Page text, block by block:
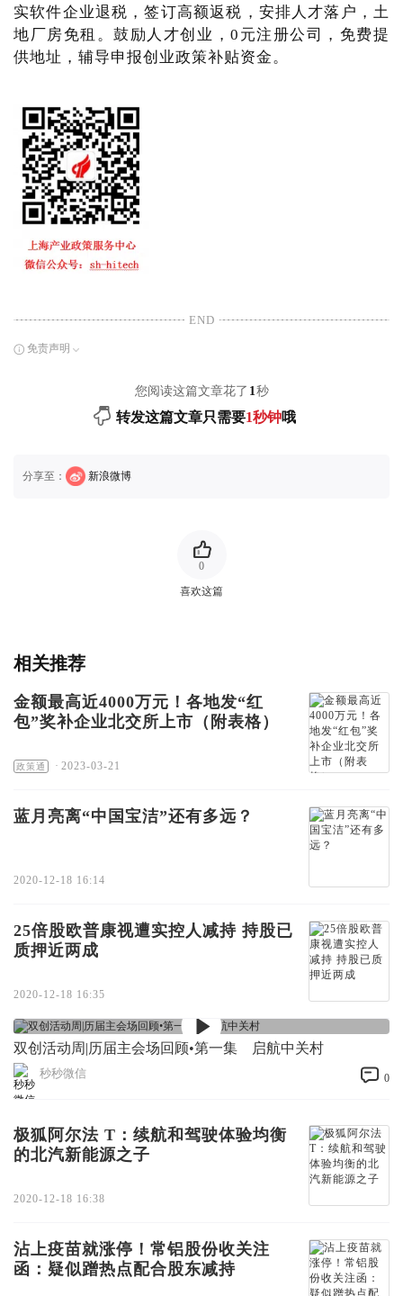
实软件企业退税，签订高额返税，安排人才落户，土
地厂房免租。鼓励人才创业，0元注册公司，免费提
供地址，辅导申报创业政策补贴资金。
END
免责声明
您阅读这篇文章花了 1 秒
转发这篇文章只需要1秒钟哦
分享至： 新浪微博
喜欢这篇
0
相关推荐
金额最高近4000万元！各地发“红
包”奖补企业北交所上市（附表格）
政策通 · 2023-03-21
蓝月亮离“中国宝洁”还有多远？
2020-12-18 16:14
25倍股欧普康视遭实控人减持 持股已
质押近两成
2020-12-18 16:35
双创活动周|历届主会场回顾•第一集 启航中关村
秒秒微信 0
极狐阿尔法 T：续航和驾驶体验均衡
的北汽新能源之子
2020-12-18 16:38
沾上疫苗就涨停！常铝股份收关注
函：疑似蹭热点配合股东减持